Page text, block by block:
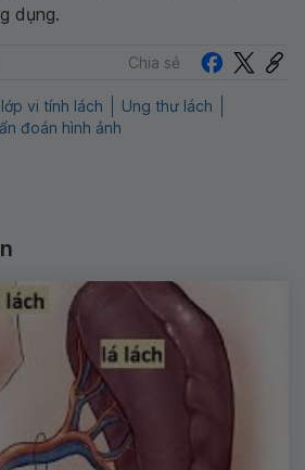
dụng.
Chia sẻ
vi tính lách
Ung thư lách
đoán hình ảnh